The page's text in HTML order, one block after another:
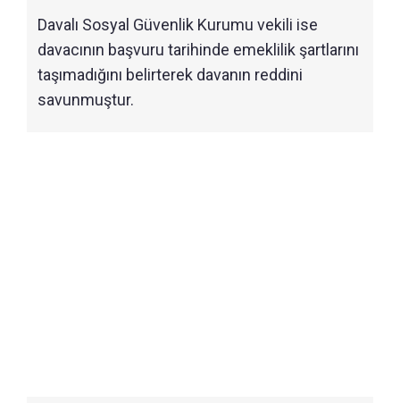
Davalı Sosyal Güvenlik Kurumu vekili ise
davacının başvuru tarihinde emeklilik şartlarını
taşımadığını belirterek davanın reddini
savunmuştur.